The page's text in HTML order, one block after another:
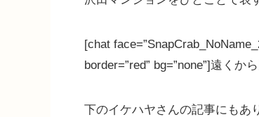
[chat
border=”red” bg=”none”]遠くか
下のイケハヤさんの記事にもあ